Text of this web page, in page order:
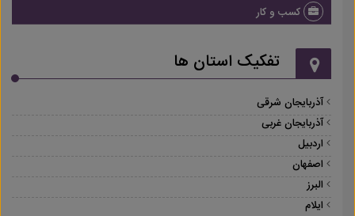
کسب و کار
تفکیک استان ها
آذربایجان شرقی
آذربایجان غربی
اردبیل
اصفهان
البرز
ایلام